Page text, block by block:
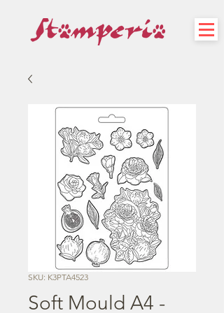
SKU: K3PTA4523
Soft Mould A4 -